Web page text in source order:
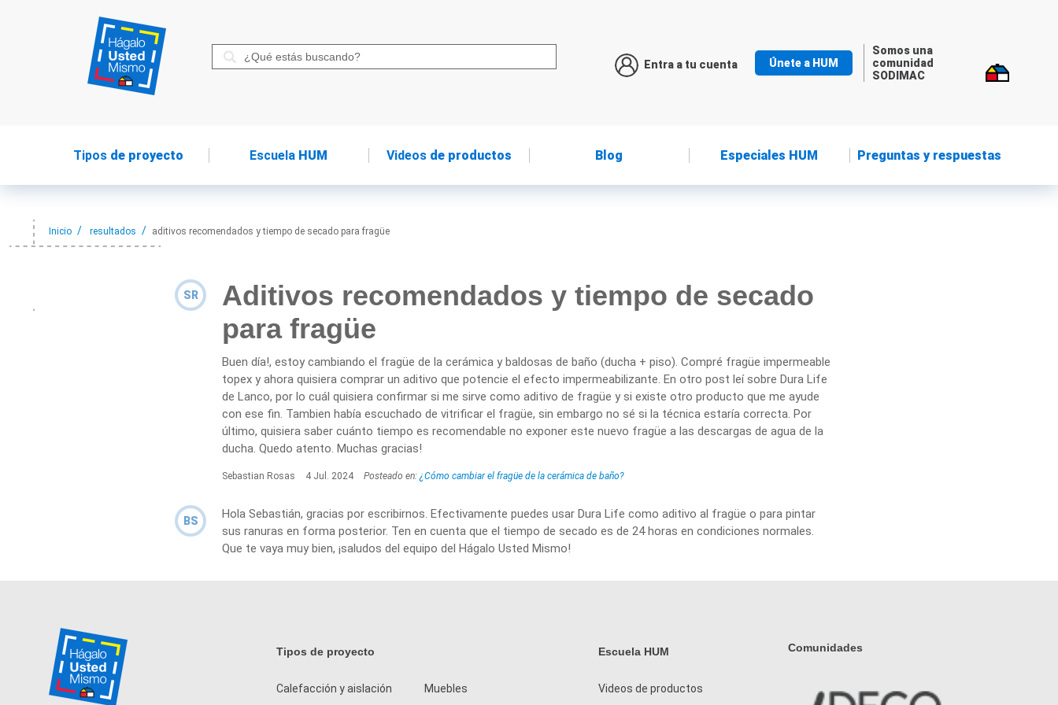
Entra a tu cuenta Únete a HUM
Somos una
comunidad
SODIMAC
Tipos de proyecto Escuela HUM Videosde productos Blog Especiales HUM Preguntas y respuestas
Inicio resultados aditivos recomendados y tiempo de secado para fragüe
SR
Aditivos recomendados y tiempo de secado
para fragüe
Buen día!, estoy cambiando el fragüe de la cerámica y baldosas de baño (ducha + piso). Compré fragüe impermeable
topex y ahora quisiera comprar un aditivo que potencie el efecto impermeabilizante. En otro post leí sobre Dura Life
de Lanco, por lo cuál quisiera confirmar si me sirve como aditivo de fragüe y si existe otro producto que me ayude
con ese fin. Tambien había escuchado de vitrificar el fragüe, sin embargo no sé si la técnica estaría correcta. Por
último, quisiera saber cuánto tiempo es recomendable no exponer este nuevo fragüe a las descargas de agua de la
ducha. Quedo atento. Muchas gracias!
Sebastian Rosas 4 Jul. 2024 Posteado en: ¿Cómo cambiar el fragüe de la cerámica de baño?
BS
Hola Sebastián, gracias por escribirnos. Efectivamente puedes usar Dura Life como aditivo al fragüe o para pintar
sus ranuras en forma posterior. Ten en cuenta que el tiempo de secado es de 24 horas en condiciones normales.
Que te vaya muy bien, ¡saludos del equipo del Hágalo Usted Mismo!
Tipos de proyecto
Calefacción y aislación Muebles
Escuela HUM
Videos de productos
Comunidades